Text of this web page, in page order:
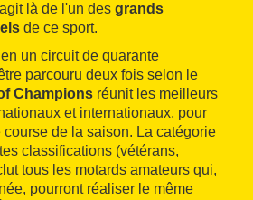
là de l'un des grands
de ce sport.
un circuit de quarante
parcouru deux fois selon le
Champions réunit les meilleurs
et internationaux, pour
de la saison. La catégorie
classifications (vétérans,
tous les motards amateurs qui,
pourront réaliser le même